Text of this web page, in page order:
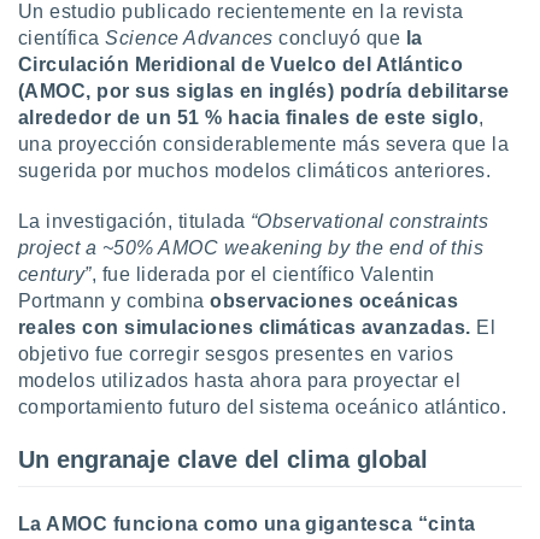
cookies
aceptar
de
sitio
te
sean
el sitio
se
para
ni para
o
aunque
no
Un estudio publicado recientemente en la revista
científicaScience Advances concluyó que la
Circulación Meridional de Vuelco del Atlántico
(AMOC, por sus siglas en inglés) podría debilitarse
alrededor de un 51 % hacia finales de este siglo,
una proyección considerablemente más severa que la
sugerida por muchos modelos climáticos anteriores.
La investigación, titulada “Observational constraints
project a ~50% AMOC weakening by the end of this
century”, fue liderada por el científico Valentin
Portmann y combinaobservaciones oceánicas
reales con simulaciones climáticas avanzadas. El
objetivo fue corregir sesgos presentes en varios
modelos utilizados hasta ahora para proyectar el
comportamiento futuro del sistema oceánico atlántico.
Un engranaje clave del clima global
La AMOC funciona como una gigantesca “cinta